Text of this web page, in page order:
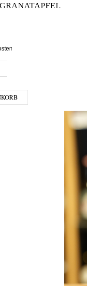
MATE GRANATAPFEL MENGE